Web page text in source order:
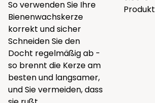
So verwenden Sie Ihre
Bienenwachskerze
korrekt und sicher
Schneiden Sie den
Docht regelmäßig ab -
so brennt die Kerze am
besten und langsamer,
und Sie vermeiden, dass